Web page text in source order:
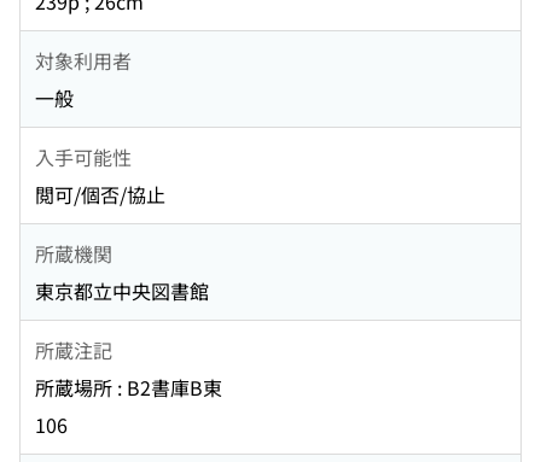
対象利用者
一般
入手可能性
閲可/個否/協止
所蔵機関
東京都立中央図書館
所蔵注記
所蔵場所 : B2書庫B東
106